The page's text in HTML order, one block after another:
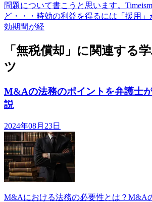
問題について書こうと思います。
ど・・・時効の利益を得るには「援用
効期間が経
「無税償却」に関連する
ツ
M&Aの法務のポイントを弁護士
説
2024年08月23日
M&Aにおける法務の必要性とは？M&A